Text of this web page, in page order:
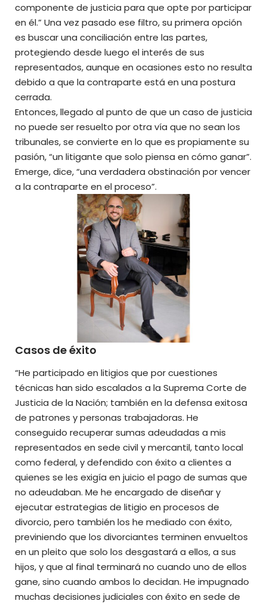
componente de justicia para que opte por participar
en él.” Una vez pasado ese filtro, su primera opción
es buscar una conciliación entre las partes,
protegiendo desde luego el interés de sus
representados, aunque en ocasiones esto no resulta
debido a que la contraparte está en una postura
cerrada.
Entonces, llegado al punto de que un caso de justicia
no puede ser resuelto por otra vía que no sean los
tribunales, se convierte en lo que es propiamente su
pasión, “un litigante que solo piensa en cómo ganar”.
Emerge, dice, “una verdadera obstinación por vencer
a la contraparte en el proceso”.
Casos de éxito
“He participado en litigios que por cuestiones
técnicas han sido escalados a la Suprema Corte de
Justicia de la Nación; también en la defensa exitosa
de patrones y personas trabajadoras. He
conseguido recuperar sumas adeudadas a mis
representados en sede civil y mercantil, tanto local
como federal, y defendido con éxito a clientes a
quienes se les exigía en juicio el pago de sumas que
no adeudaban. Me he encargado de diseñar y
ejecutar estrategias de litigio en procesos de
divorcio, pero también los he mediado con éxito,
previniendo que los divorciantes terminen envueltos
en un pleito que solo los desgastará a ellos, a sus
hijos, y que al final terminará no cuando uno de ellos
gane, sino cuando ambos lo decidan. He impugnado
muchas decisiones judiciales con éxito en sede de